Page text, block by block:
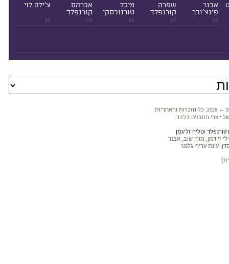
26
אבנר
פינצ'ובר
27
שפרה
קורנפלד
28
מיכל
טורנובסקי
29
אברהם
קורנפלד
30
צ'ילה לוי
2026 ←
. כל הזכויות והאחריות
יוצרי התכנים בלבד.
וטליה זליגמן
זיידמן, מורן שוב, אבנר
עינת עריף-גלנטי